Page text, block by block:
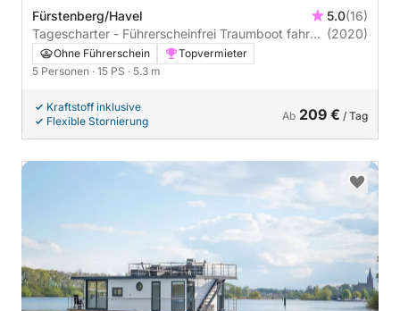
Fürstenberg/Havel 5.0(16)
Tagescharter - Führerscheinfrei Traumboot fahren
- Motorboot "Traumzeit"
(2020)
Ohne Führerschein
Topvermieter
5 Personen · 15 PS · 5.3 m
Kraftstoff inklusive
Flexible Stornierung
Ab 209 € / Tag